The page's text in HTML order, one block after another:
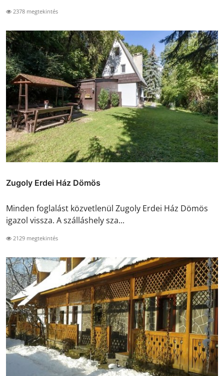
2378 megtekintés
Zugoly Erdei Ház Dömös
Minden foglalást közvetlenül Zugoly Erdei Ház Dömös
igazol vissza. A szálláshely sza...
2129 megtekintés